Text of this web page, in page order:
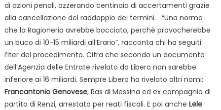
di azioni penali, azzerando centinaia di accertamenti grazie
alla cancellazione del raddoppio dei termini.
“Una norma
che la Ragioneria avrebbe bocciato, perchè provocherebbe
un buco di 10-15 miliardi all’Erario”, racconta chi ha seguiti
l’iter del procedimento. Cifra che secondo un documento
dell’Agenzia delle Entrate rivelato da Libero non sarebbe
inferiore ai 16 miliardi. Sempre Libero ha rivelato altri nomi:
Francantonio Genovese, Ras di Messina ed ex compagnio di
partito di Renzi, arrestato per reati fiscali. E poi anche Lele